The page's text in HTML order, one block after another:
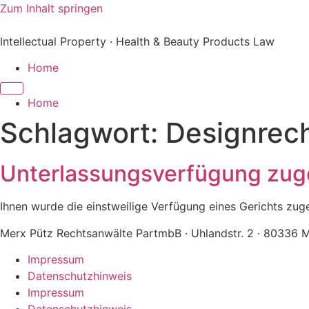
Zum Inhalt springen
Intellectual Property · Health & Beauty Products Law
Home
Home
Schlagwort:
Unterlassungsverfügung
Ihnen wurde die einstweilige Verfügung eines Gerichts
Merx Pütz Rechtsanwälte PartmbB · Uhlandstr. 2 · 80336
Impressum
Datenschutzhinweis
Impressum